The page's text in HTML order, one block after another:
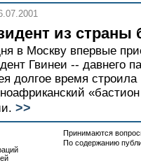
из страны
в Москву впервые
Гвинеи -- давнего
долгое время
>>
Принимаются
По содержанию